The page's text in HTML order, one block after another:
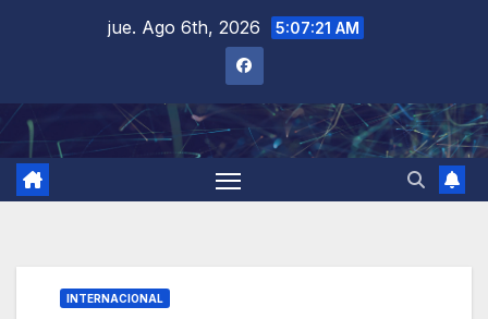
jue. Ago 6th, 2026 5:07:22 AM
INTERNACIONAL